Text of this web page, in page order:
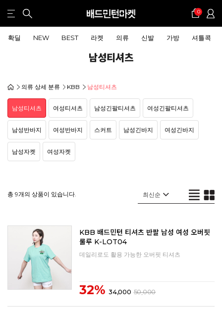
0
확딜 NEW BEST 라켓 의류 신발 가방 셔틀콕
남성티셔츠
의류 상세 분류 KBB 남성티셔츠
남성티셔츠 여성티셔츠 남성긴팔티셔츠 여성긴팔티셔츠
남성반바지 여성반바지 스커트 남성긴바지 여성긴바지
남성자켓 여성자켓
총 9개의 상품이 있습니다.
KBB 배드민턴 티셔츠 반팔 남성 여성 오버핏
룰루 K-LOT04
데일리로도 활용 가능한 오버핏 티셔츠
32% 34,000 50,000